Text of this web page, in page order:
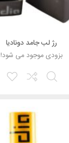
رژ لب جامد دونادیا
بزودی موجود می شود!